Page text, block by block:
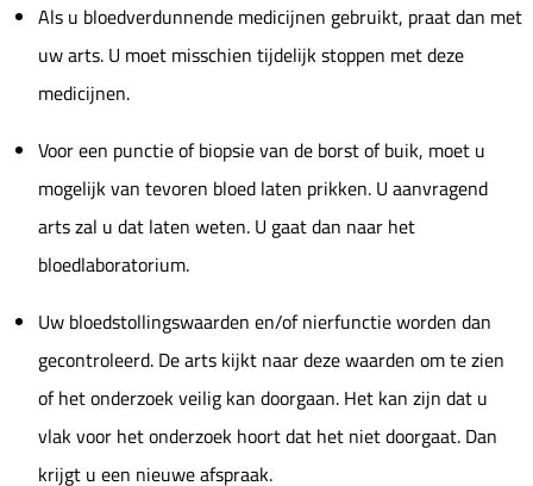
Als u bloedverdunnende medicijnen gebruikt, praat dan met
uw arts. U moet misschien tijdelijk stoppen met deze
medicijnen.
Voor een punctie of biopsie van de borst of buik, moet u
mogelijk van tevoren bloed laten prikken. U aanvragend
arts zal u dat laten weten. U gaat dan naar het
bloedlaboratorium.
Uw bloedstollingswaarden en/of nierfunctie worden dan
gecontroleerd. De arts kijkt naar deze waarden om te zien
of het onderzoek veilig kan doorgaan. Het kan zijn dat u
vlak voor het onderzoek hoort dat het niet doorgaat. Dan
krijgt u een nieuwe afspraak.